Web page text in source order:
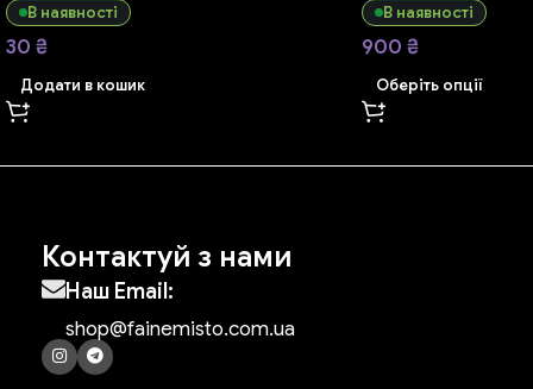
В наявності
30 ₴
Додати в кошик
В наявності
900 ₴
Оберіть опції
Контактуй з нами
Наш Email:
shop@fainemisto.com.ua